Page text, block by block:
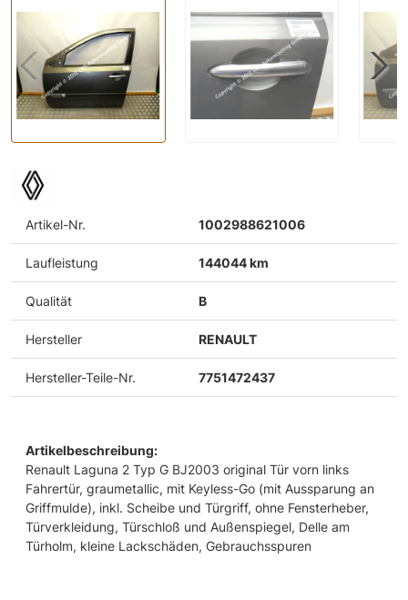
Artikel-Nr. 1002988621006
Laufleistung 144044 km
Qualität B
Hersteller RENAULT
Hersteller-Teile-Nr. 7751472437
Artikelbeschreibung:
Renault Laguna 2 Typ G BJ2003 original Tür vorn links
Fahrertür, graumetallic, mit Keyless-Go (mit Aussparung an
Griffmulde), inkl. Scheibe und Türgriff, ohne Fensterheber,
Türverkleidung, Türschloß und Außenspiegel, Delle am
Türholm, kleine Lackschäden, Gebrauchsspuren